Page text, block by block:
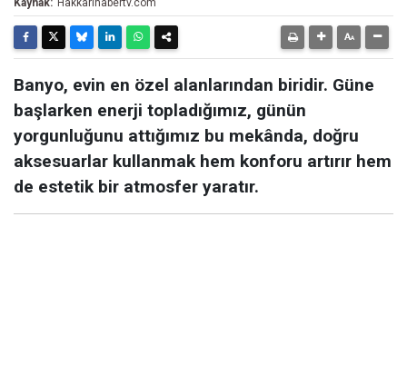
Kaynak: Hakkarihabertv.com
Banyo, evin en özel alanlarından biridir. Güne
başlarken enerji topladığımız, günün
yorgunluğunu attığımız bu mekânda, doğru
aksesuarlar kullanmak hem konforu artırır hem
de estetik bir atmosfer yaratır.